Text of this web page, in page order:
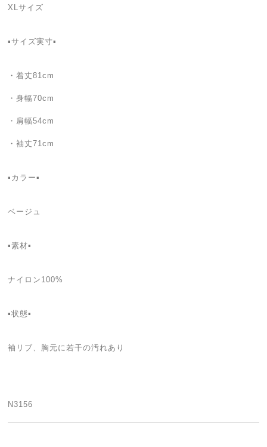
XLサイズ
▪️サイズ実寸▪️
・着丈81cm
・身幅70cm
・肩幅54cm
・袖丈71cm
▪️カラー▪️
ベージュ
▪️素材▪️
ナイロン100%
▪️状態▪️
袖リブ、胸元に若干の汚れあり
N3156